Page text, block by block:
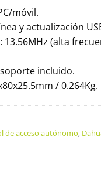
móvil.
y actualización
13.56MHz (alta
incluido.
/ 0.264Kg.
de acceso autónomo,